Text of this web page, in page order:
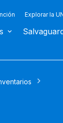
Explorar la